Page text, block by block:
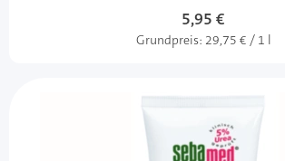
5,95 €
Grundpreis: 29,75 € / 1 l